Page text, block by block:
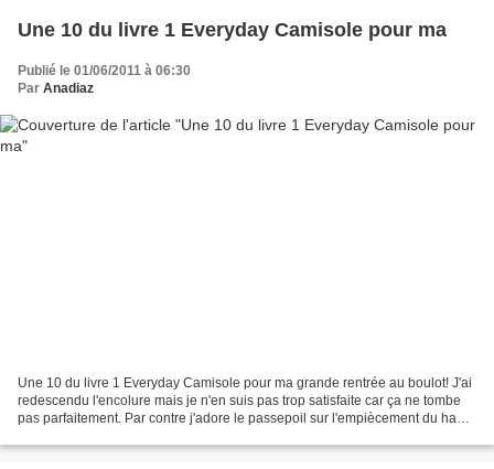
Une 10 du livre 1 Everyday Camisole pour ma
Publié le 01/06/2011 à 06:30
Par Anadiaz
Une 10 du livre 1 Everyday Camisole pour ma grande rentrée au boulot! J'ai
redescendu l'encolure mais je n'en suis pas trop satisfaite car ça ne tombe
pas parfaitement. Par contre j'adore le passepoil sur l'empiècement du haut